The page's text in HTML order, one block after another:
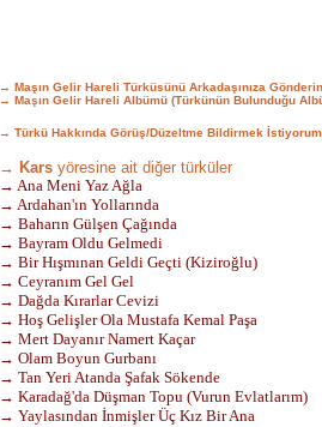
→ Maşın Gelir Hareli Türküsünü Arkadaşınıza Gönderin
→ Maşın Gelir Hareli Albümü (Türkünün Bulunduğu
→ Türkü Hakkında Görüş/Düzeltme Bildirmek İstiyorum
→ Kars yöresine ait diğer türküler
→ Ana Meni Yaz Ağla
→ Ardahan'ın Yollarında
→ Baharın Gülşen Çağında
→ Bayram Oldu Gelmedi
→ Bir Hışmınan Geldi Geçti (Kiziroğlu)
→ Ceyranım Gel Gel
→ Dağda Kırarlar Cevizi
→ Hoş Gelişler Ola Mustafa Kemal Paşa
→ Mert Dayanır Namert Kaçar
→ Olam Boyun Gurbanı
→ Tan Yeri Atanda Şafak Sökende
→ Karadağ'da Düşman Topu (Vurun Evlatlarım)
→ Yaylasından İnmişler Üç Kız Bir Ana